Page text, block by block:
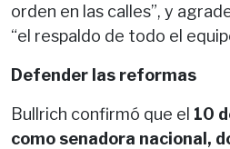
orden en las calles”, y
“el respaldo de todo el
Defender las reformas
Bullrich confirmó que el 10
como senadora nacional,